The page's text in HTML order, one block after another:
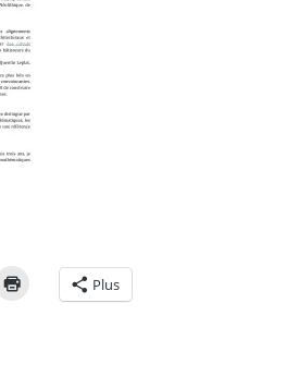
Plus